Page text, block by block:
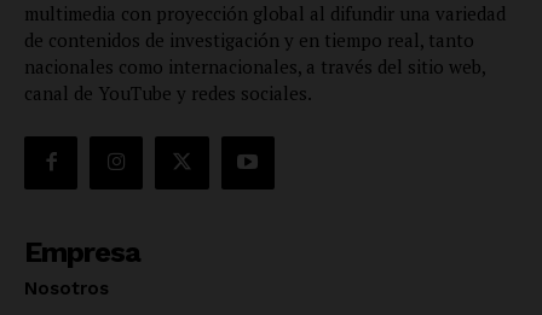
multimedia con proyección global al difundir una variedad
de contenidos de investigación y en tiempo real, tanto
nacionales como internacionales, a través del sitio web,
canal de YouTube y redes sociales.
Empresa
Nosotros